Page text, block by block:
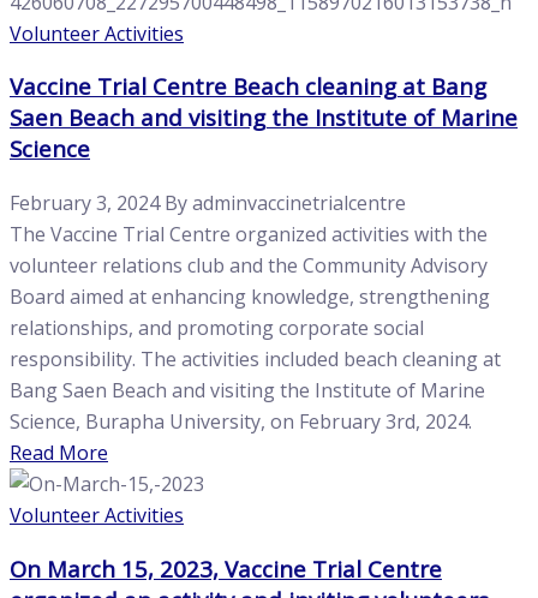
Volunteer Activities
Vaccine Trial Centre Beach cleaning at Bang
Saen Beach and visiting the Institute of Marine
Science
February 3, 2024 Byadminvaccinetrialcentre
The Vaccine Trial Centre organized activities with the
volunteer relations club and the Community Advisory
Board aimed at enhancing knowledge, strengthening
relationships, and promoting corporate social
responsibility. The activities included beach cleaning at
Bang Saen Beach and visiting the Institute of Marine
Science, Burapha University, on February 3rd, 2024.
Read More
Volunteer Activities
On March 15, 2023, Vaccine Trial Centre